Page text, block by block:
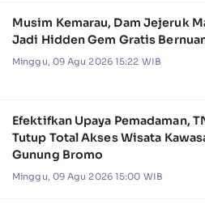
Musim Kemarau, Dam Jejeruk
Jadi Hidden Gem Gratis
Minggu, 09 Agu 2026 15:22 WIB
Efektifkan Upaya Pemadaman,
Tutup Total Akses Wisata
Gunung Bromo
Minggu, 09 Agu 2026 15:00 WIB